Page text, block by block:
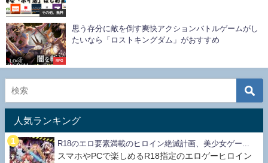
その他、無料
RPG
思う存分に敵を倒す爽快アクションバトルゲームがし
たいなら「ロストキングダム」がおすすめ
人気ランキング
R18のエロ要素満載のヒロイン絶滅計画、美少女ゲー...
スマホやPCで楽しめるR18指定のエロゲーヒロイン